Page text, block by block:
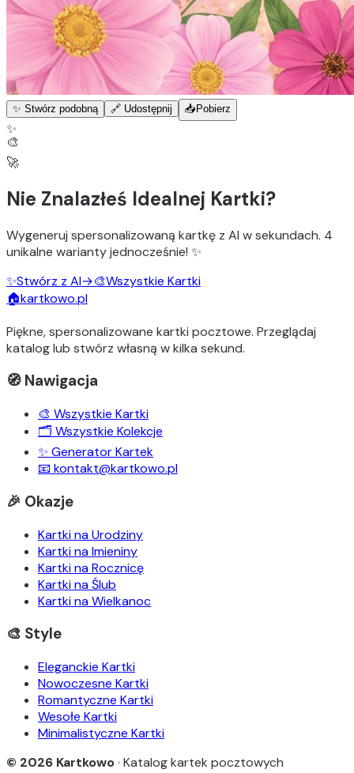
✨ Stwórz podobną 🔗 Udostępnij 📥 Pobierz
✨
🎨
🚀
Nie Znalazłeś Idealnej Kartki?
Wygeneruj spersonalizowaną kartkę z AI w sekundach. 4
unikalne wariantyjednocześnie! ✨
✨Stwórz z AI→🎨Wszystkie Kartki
🏠kartkowo.pl
Piękne, spersonalizowane kartki pocztowe. Przeglądaj
katalog lub stwórz własną w kilka sekund.
🧭 Nawigacja
🎨 Wszystkie Kartki
🗂️ Wszystkie Kolekcje
✨ Generator Kartek
📧 kontakt@kartkowo.pl
🎉 Okazje
Kartki na Urodziny
Kartki na Imieniny
Kartki na Rocznicę
Kartki na Ślub
Kartki na Wielkanoc
🎨 Style
Eleganckie Kartki
Nowoczesne Kartki
Romantyczne Kartki
Wesołe Kartki
Minimalistyczne Kartki
© 2026 Kartkowo· Katalog kartek pocztowych